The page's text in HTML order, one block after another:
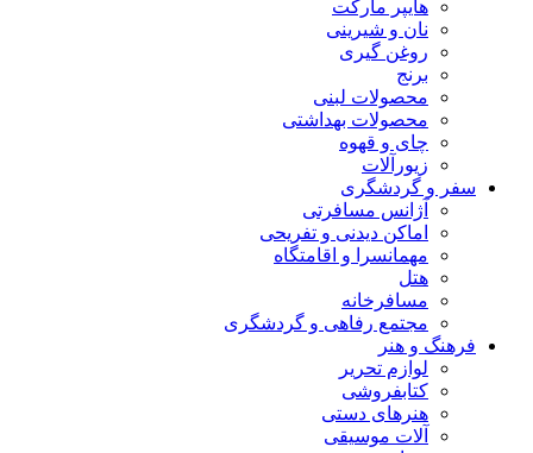
هایپر مارکت
نان و شیرینی
روغن گیری
برنج
محصولات لبنی
محصولات بهداشتی
چای و قهوه
زیورآلات
سفر و گردشگری
آژانس مسافرتی
اماکن دیدنی و تفریحی
مهمانسرا و اقامتگاه
هتل
مسافرخانه
مجتمع رفاهی و گردشگری
فرهنگ و هنر
لوازم تحریر
کتابفروشی
هنرهای دستی
آلات موسیقی